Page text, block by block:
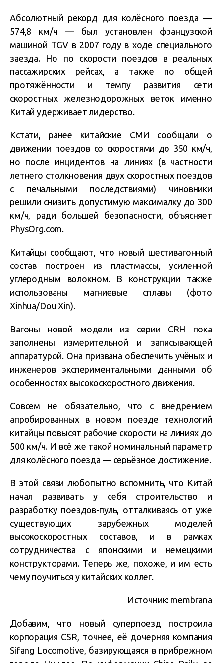
Абсолютный рекорд для колёсного поезда —
574,8 км/ч — был установлен французской
машиной TGV в 2007 году в ходе специального
заезда. Но по скорости поездов в реальных
пассажирских рейсах, а также по общей
протяжённости и темпу развития сети
скоростных железнодорожных веток именно
Китай удерживает лидерство.
Кстати, ранее китайские СМИ сообщали о
движении поездов со скоростями до 350 км/ч,
но после инцидентов на линиях (в частности
летнего столкновения двух скоростных поездов
с печальными последствиями) чиновники
решили снизить допустимую максималку до 300
км/ч, ради большей безопасности, объясняет
PhysOrg.com.
Китайцы сообщают, что новый шестивагонный
состав построен из пластмассы, усиленной
углеродным волокном. В конструкции также
использованы магниевые сплавы (фото
Xinhua/Dou Xin).
Вагоны новой модели из серии CRH пока
заполнены измерительной и записывающей
аппаратурой. Она призвана обеспечить учёных и
инженеров экспериментальными данными об
особенностях высокоскоростного движения.
Совсем не обязательно, что с внедрением
апробированных в новом поезде технологий
китайцы повысят рабочие скорости на линиях до
500 км/ч. И всё же такой номинальный параметр
для колёсного поезда — серьёзное достижение.
В этой связи любопытно вспомнить, что Китай
начал развивать у себя строительство и
разработку поездов-пуль, отталкиваясь от уже
существующих зарубежных моделей
высокоскоростных составов, и в рамках
сотрудничества с японскими и немецкими
конструкторами. Теперь же, похоже, и им есть
чему поучиться у китайских коллег.
Источник: membrana
Добавим, что новый суперпоезд построила
корпорация CSR, точнее, её дочерняя компания
Sifang Locomotive, базирующаяся в прибрежном